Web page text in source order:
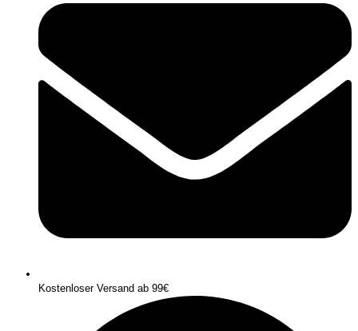
Kostenloser Versand ab 99€